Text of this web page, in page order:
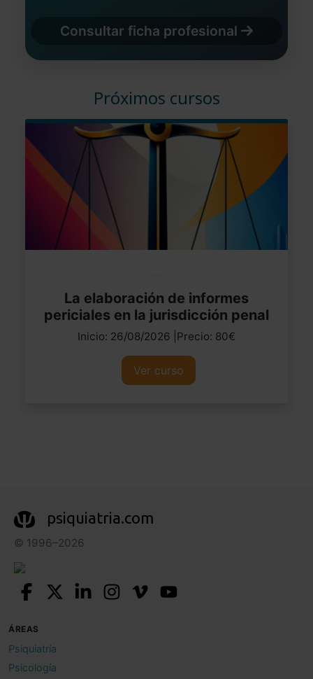
Consultar ficha profesional
Próximos cursos
La elaboración de informes
periciales en la jurisdicción penal
Inicio: 26/08/2026 |Precio: 80€
Ver curso
psiquiatria.com
© 1996–2026
ÁREAS
Psiquiatría
Psicología